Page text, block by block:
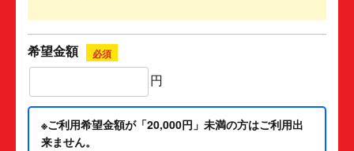
希望金額 必須
円
※ご利用希望金額が「20,000円」未満の方はご利用出
来ません。